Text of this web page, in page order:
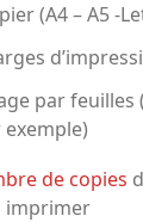
(A4 – A5 -
par feuilles
de copies
imprimer